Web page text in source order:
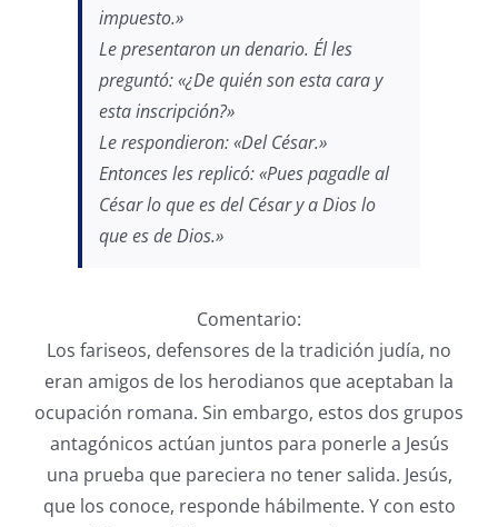
impuesto.»
Le presentaron un denario. Él les
preguntó: «¿De quién son esta cara y
esta inscripción?»
Le respondieron: «Del César.»
Entonces les replicó: «Pues pagadle al
César lo que es del César y a Dios lo
que es de Dios.»
Comentario:
Los fariseos, defensores de la tradición judía, no
eran amigos de los herodianos que aceptaban la
ocupación romana. Sin embargo, estos dos grupos
antagónicos actúan juntos para ponerle a Jesús
una prueba que pareciera no tener salida. Jesús,
que los conoce, responde hábilmente. Y con esto